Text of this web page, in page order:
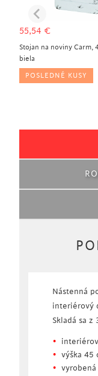
55,54 €
Stojan na noviny Carm,
biela
POSLEDNÉ KUSY
Nástenná
interiérový
Skladá sa
výška 45
vyrobená